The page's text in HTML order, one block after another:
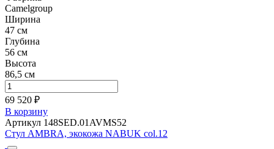
Camelgroup
Ширина
47 см
Глубина
56 см
Высота
86,5 см
69 520 ₽
В корзину
Артикул 148SED.01AVMS52
Стул AMBRA, экокожа NABUK col.12